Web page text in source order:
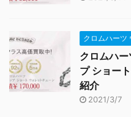
クロムハーツ
クロムハ
プ ショー
紹介
2021/3/7